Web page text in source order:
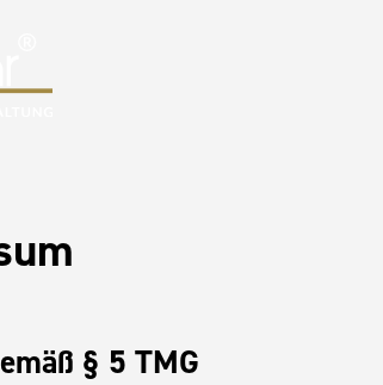
§ 5 TMG